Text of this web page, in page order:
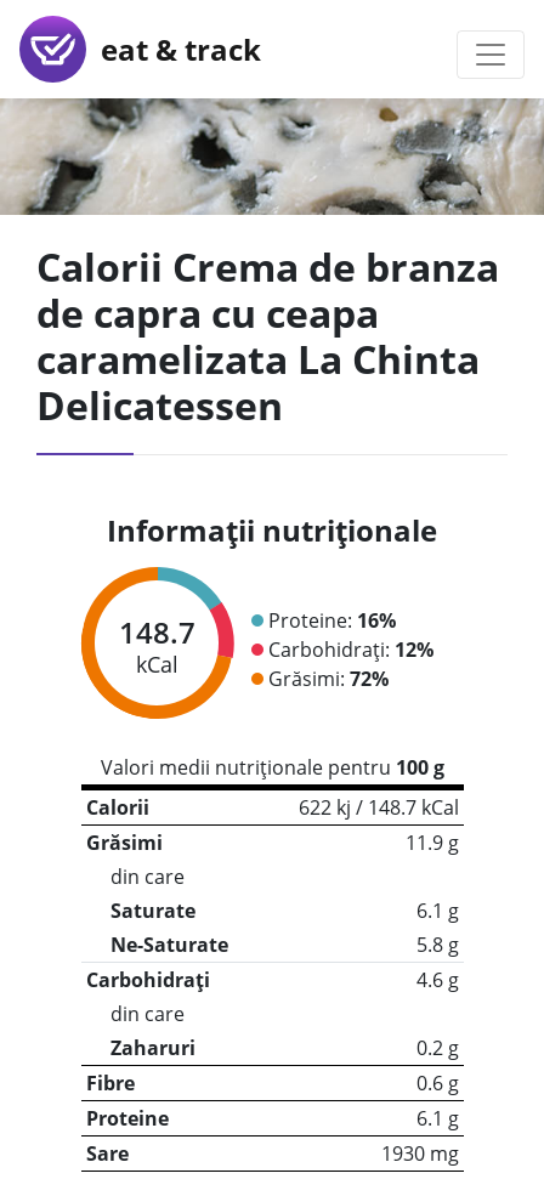
eat & track
Calorii Crema de branza
de capra cu ceapa
caramelizata La Chinta
Delicatessen
Informații nutriționale
148.7
kCal
Proteine: 16%
Carbohidrați: 12%
Grăsimi: 72%
Valori medii nutriționale pentru 100 g
Calorii
622 kj / 148.7 kCal
Grăsimi
11.9 g
din care
Saturate
6.1 g
Ne-Saturate
5.8 g
Carbohidrați
4.6 g
din care
Zaharuri
0.2 g
Fibre
0.6 g
Proteine
6.1 g
Sare
1930 mg